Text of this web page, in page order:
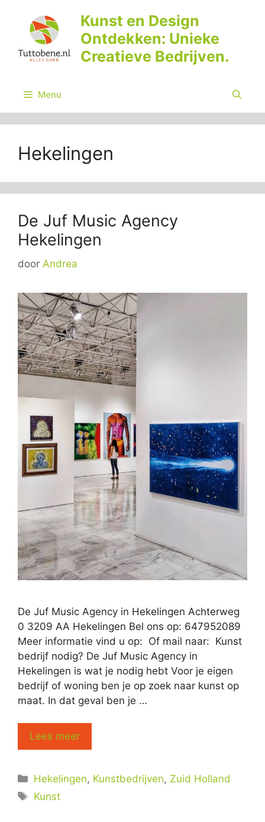
inhoud
Kunst en Design
Ontdekken: Unieke
Creatieve Bedrijven.
Menu
Hekelingen
De Juf Music Agency
Hekelingen
door Andrea
De Juf Music Agency in Hekelingen Achterweg
0 3209 AA Hekelingen Bel ons op: 647952089
Meer informatie vind u op: Of mail naar: Kunst
bedrijf nodig? De Juf Music Agency in
Hekelingen is wat je nodig hebt Voor je eigen
bedrijf of woning ben je op zoek naar kunst op
maat. In dat geval ben je …
Lees meer
Categorieën
Hekelingen, Kunstbedrijven, Zuid Holland
Tags
Kunst